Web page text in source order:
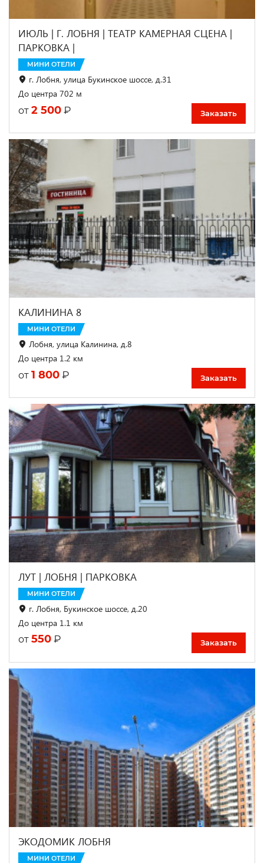
ИЮЛЬ | Г. ЛОБНЯ | ТЕАТР КАМЕРНАЯ СЦЕНА |
ПАРКОВКА |
МИНИ ОТЕЛИ
г. Лобня, улица Букинское шоссе, д.31
До центра 702 м
от 2 500 ₽ Заказать
КАЛИНИНА 8
МИНИ ОТЕЛИ
Лобня, улица Калинина, д.8
До центра 1.2 км
от 1 800 ₽ Заказать
ЛУТ | ЛОБНЯ | ПАРКОВКА
МИНИ ОТЕЛИ
г. Лобня, Букинское шоссе, д.20
До центра 1.1 км
от 550 ₽ Заказать
ЭКОДОМИК ЛОБНЯ
МИНИ ОТЕЛИ